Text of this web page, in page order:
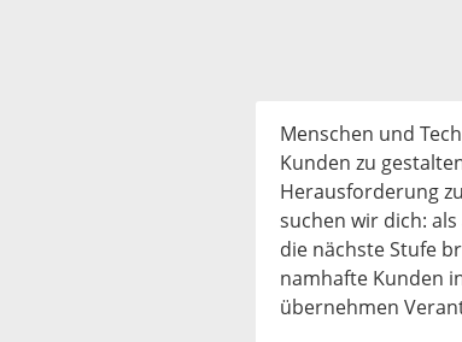
Menschen und
Kunden zu
Herausforderung
suchen wir dich:
die nächste Stufe
namhafte Kunden
übernehmen